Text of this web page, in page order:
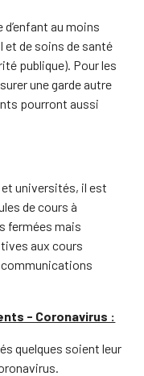
au moins
et de soins de santé
publique). Pour les
une garde autre
pourront aussi
universités, il est
de cours à
fermées mais
aux cours
communications
- Coronavirus :
quelques soient leur